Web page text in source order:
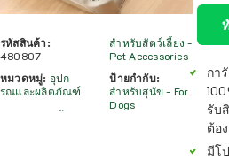
รหัสสินค้า:
480807
หมวดหมู่: อุปก
รณและผลิตภัณฑ์
สำหรับสัตว์เลี้ยง -
Pet Accessories
ป้ายกำกับ:
สำหรับสุนัข - For
Dogs
กา
รับ
ต้อ
มีโ